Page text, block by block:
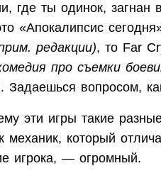
где ты одинок,
«Апокалипсис
редакции), то Far
про съемки
. Задаешься вопросом,
эти игры такие
механик, который
игрока, — огромный.